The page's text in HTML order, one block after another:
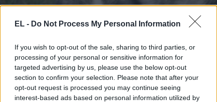
EL - Do Not Process My Personal Information
If you wish to opt-out of the sale, sharing to third parties, or
processing of your personal or sensitive information for
targeted advertising by us, please use the below opt-out
section to confirm your selection. Please note that after your
opt-out request is processed you may continue seeing
interest-based ads based on personal information utilized by
ΑΡΚΟΥΔΑ
8 Ιουλίου - 10:04